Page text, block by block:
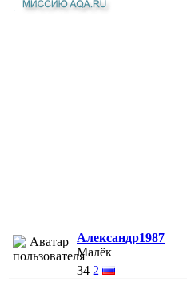
Александр1987
Малёк
34 2